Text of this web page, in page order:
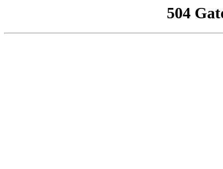
504